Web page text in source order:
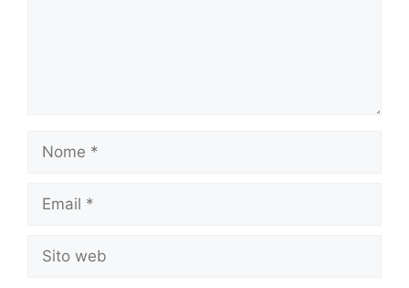
Nome
Email
Sito
web